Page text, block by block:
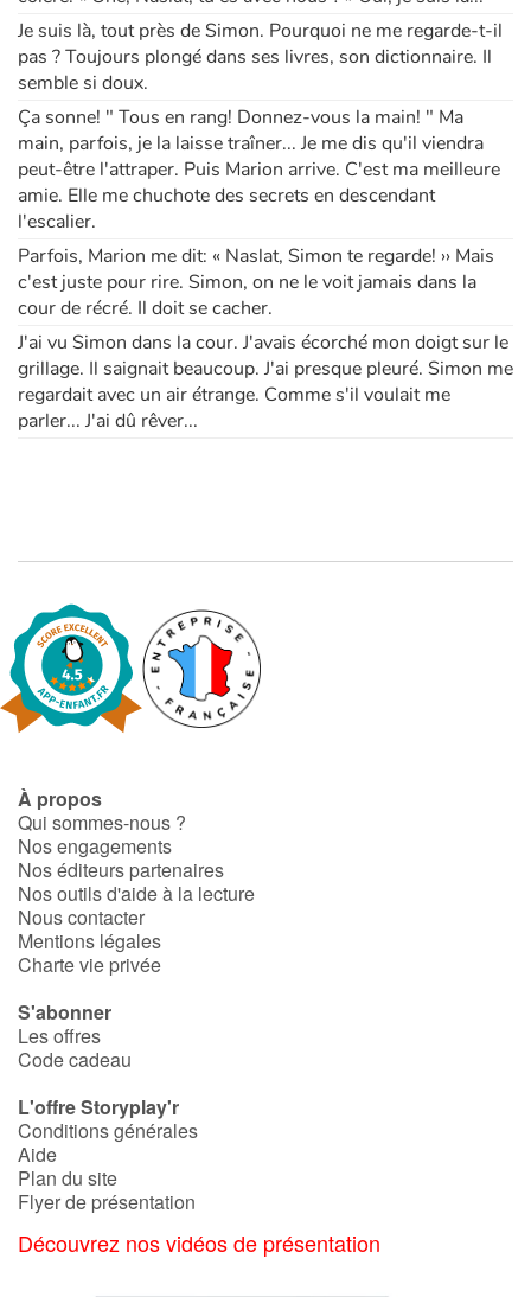
Apprendre les langues
Dyslexie, troubles de la lecture
Nos listes de lecture
Les plus lus
Coups de coeur
Je suis là, tout près de Simon. Pourquoi ne me regarde-t-il
pas ? Toujours plongé dans ses livres, son dictionnaire. Il
semble si doux.
Ça sonne! " Tous en rang! Donnez-vous la main! " Ma
main, parfois, je la laisse traîner... Je me dis qu'il viendra
peut-être l'attraper. Puis Marion arrive. C'est ma meilleure
amie. Elle me chuchote des secrets en descendant
l'escalier.
Parfois, Marion me dit: « Naslat, Simon te regarde! ›› Mais
c'est juste pour rire. Simon, on ne le voit jamais dans la
cour de récré. Il doit se cacher.
J'ai vu Simon dans la cour. J'avais écorché mon doigt sur le
grillage. Il saignait beaucoup. J'ai presque pleuré. Simon me
regardait avec un air étrange. Comme s'il voulait me
parler... J'ai dû rêver...
À propos
Qui sommes-nous ?
Nos engagements
Nos éditeurs partenaires
Nos outils d'aide à la lecture
Nous contacter
Mentions légales
Charte vie privée
S'abonner
Les offres
Code cadeau
L'offre Storyplay'r
Conditions générales
Aide
Plan du site
Flyer de présentation
Découvrez nos vidéos de présentation